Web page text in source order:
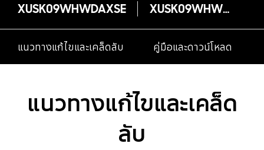
XUSK09WHWDAXSE XUSK09WHWDAXSE
แนวทางแก้ไขและเคล็ดลับ คู่มือและดาวน์โหลด
แนวทางแก้ไขและเคล็ด
ลับ